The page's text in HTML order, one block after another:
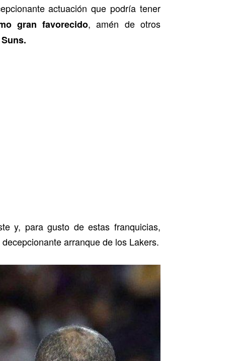
actuación que podría tener
gran favorecido, amén de otros
y, para gusto de estas franquicias,
arranque de los Lakers.